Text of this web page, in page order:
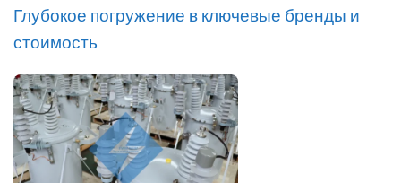
Глубокое погружение в ключевые бренды и
стоимость